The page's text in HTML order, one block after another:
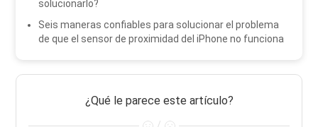
solucionarlo?
Seis maneras confiables para solucionar el problema
de que el sensor de proximidad del iPhone no funciona
¿Qué le parece este artículo?